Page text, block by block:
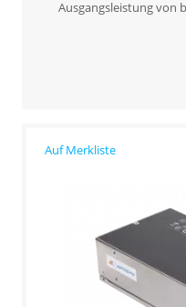
Ausgangsleistung von